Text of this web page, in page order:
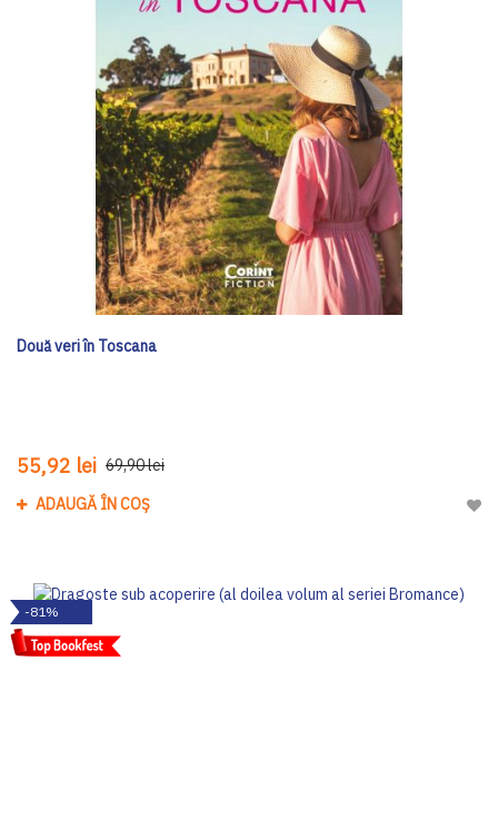
Două veri în Toscana
55,92 lei 69,90 lei
ADAUGĂ ÎN COȘ
-81%